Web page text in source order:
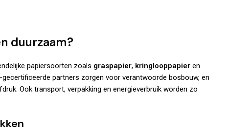
duurzaam?
papiersoorten zoals graspapier, kringlooppapier en
partners zorgen voor verantwoorde bosbouw, en
Ook transport, verpakking en energieverbruik worden zo